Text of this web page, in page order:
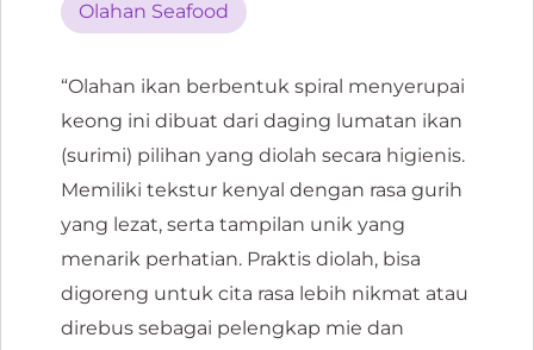
Olahan Seafood
“Olahan ikan berbentuk spiral menyerupai
keong ini dibuat dari daging lumatan ikan
(surimi) pilihan yang diolah secara higienis.
Memiliki tekstur kenyal dengan rasa gurih
yang lezat, serta tampilan unik yang
menarik perhatian. Praktis diolah, bisa
digoreng untuk cita rasa lebih nikmat atau
direbus sebagai pelengkap mie dan